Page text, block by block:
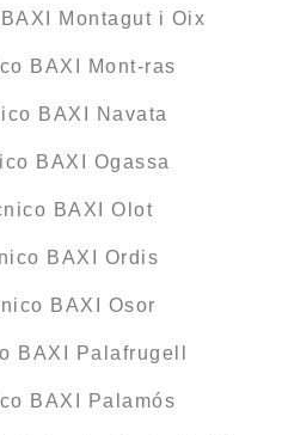
Montagut i Oix
BAXI Mont-ras
BAXI Navata
BAXI Ogassa
BAXI Olot
BAXI Ordis
BAXI Osor
BAXI Palafrugell
BAXI Palamós